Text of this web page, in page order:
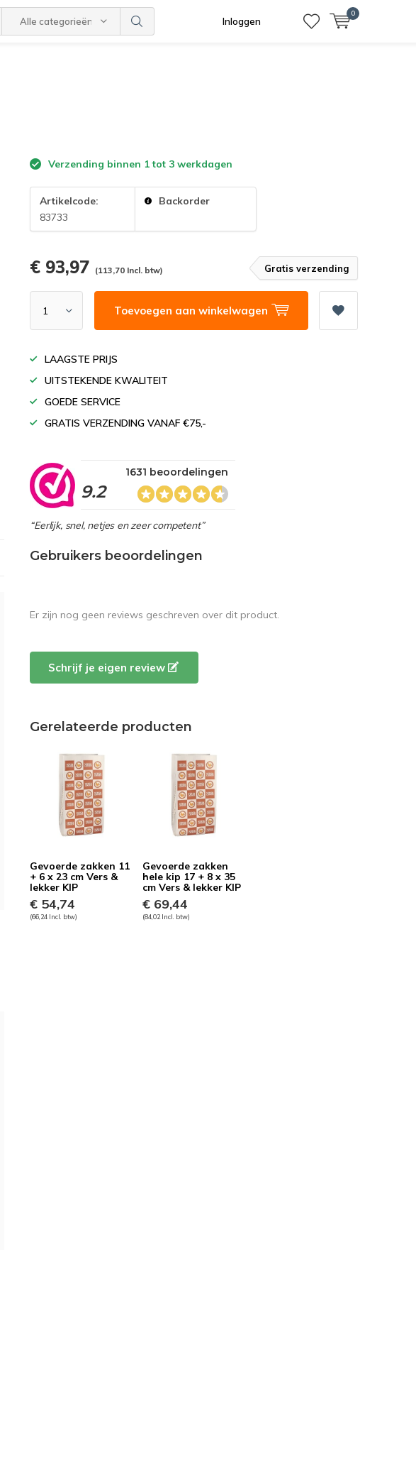
Alle categorieën Inloggen
0
Verzending binnen 1 tot 3 werkdagen
Artikelcode:
83733
Backorder
€ 93,97 (113,70 Incl. btw) Gratis verzending
Toevoegen aan winkelwagen
LAAGSTE PRIJS
UITSTEKENDE KWALITEIT
GOEDE SERVICE
GRATIS VERZENDING VANAF €75,-
9.2
1631 beoordelingen
“Eerlijk, snel, netjes en zeer competent”
Gebruikers beoordelingen
Er zijn nog geen reviews geschreven over dit product.
Schrijf je eigen review
Gerelateerde producten
Gevoerde zakken 11
+ 6 x 23 cm Vers &
lekker KIP
€ 54,74
(66,24 Incl. btw)
Gevoerde zakken
hele kip 17 + 8 x 35
cm Vers & lekker KIP
€ 69,44
(84,02 Incl. btw)